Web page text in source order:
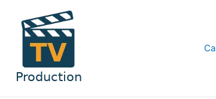
contenu